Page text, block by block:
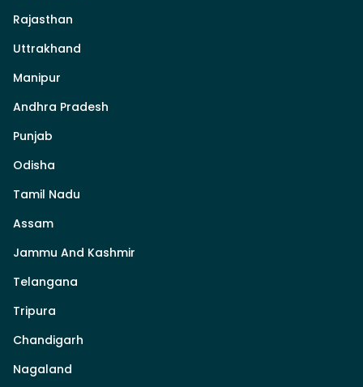
Rajasthan
Uttrakhand
Manipur
Andhra Pradesh
Punjab
Odisha
Tamil Nadu
Assam
Jammu And Kashmir
Telangana
Tripura
Chandigarh
Nagaland